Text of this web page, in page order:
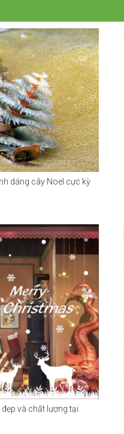
dáng cây Noel cực kỳ
và chất lượng tại